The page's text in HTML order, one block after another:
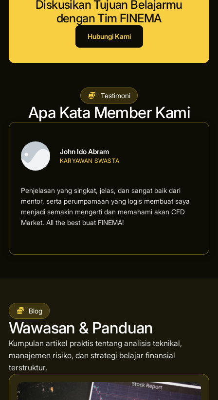
Diskusikan Tujuan Belajarmu
dengan Tim FINEMA
Hubungi Kami
Testimoni
Apa Kata Member Kami
John Ido Abram
KARYAWAN SWASTA
Penjelasan yang singkat, jelas, dan sangat baik dari
mentor, serta perumpamaan yang logis membuat saya
menjadi semakin mengerti dan memahami akan CFD
Market. All the best buat FINEMA!
Blog
Wawasan & Panduan
Kumpulan artikel praktis tentang analisis teknikal,
manajemen risiko, dan strategi belajar finansial
terstruktur.